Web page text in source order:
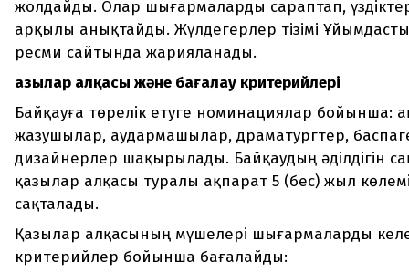
жолдайды. Олар шығармаларды сараптап,
арқылы анықтайды. Жүлдегерлер тізімі
ресми сайтында жарияланады.
Қазылар алқасы және бағалау критерийлері
Байқауға төрелік етуге номинациялар бойынша:
жазушылар, аудармашылар, драматургтер,
дизайнерлер шақырылады. Байқаудың әділдігін
қазылар алқасы туралы ақпарат 5 (бес) жыл
сақталады.
Қазылар алқасының мүшелері шығармаларды
критерийлер бойынша бағалайды: